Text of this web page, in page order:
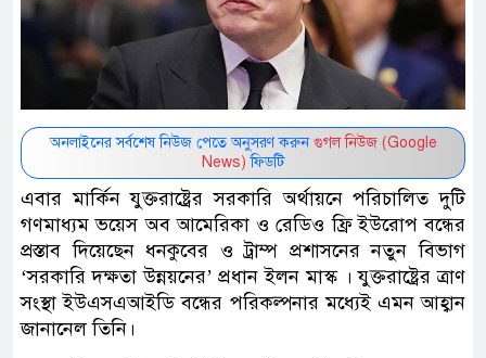
অনলাইনের সর্বশেষ নিউজ পেতে অনুসরণ করুন গুগল নিউজ (Google
News) ফিডটি
এবার মার্কিন যুক্তরাষ্ট্রের সরকারি অর্থায়নে পরিচালিত ‍দুটি
গণমাধ্যম ভয়েস অব আমেরিকা ও রেডিও ফ্রি ইউরোপ বন্ধের
প্রস্তাব দিয়েছেন ধনকুবের ও ট্রাম্প প্রশাসনের নতুন বিভাগ
‘সরকারি দক্ষতা উন্নয়নের’ প্রধান ইলন মাস্ক । যুক্তরাষ্ট্রের ত্রাণ
সংস্থা ইউএসএআইডি বন্ধের পরিকল্পনার মধ্যেই এমন আহ্বান
জানানেল তিনি।